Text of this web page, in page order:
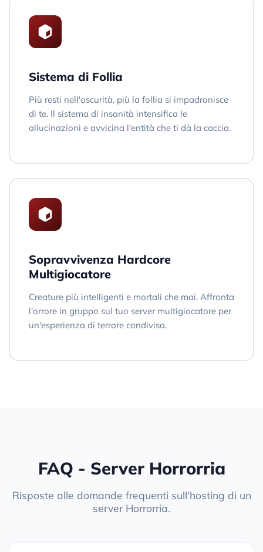
Sistema di Follia
Più resti nell'oscurità, più la follia si impadronisce
di te. Il sistema di insanità intensifica le
allucinazioni e avvicina l'entità che ti dà la caccia.
Sopravvivenza Hardcore
Multigiocatore
Creature più intelligenti e mortali che mai. Affronta
l'orrore in gruppo sul tuo server multigiocatore per
un'esperienza di terrore condivisa.
FAQ - Server Horrorria
Risposte alle domande frequenti sull'hosting di un
server Horrorria.